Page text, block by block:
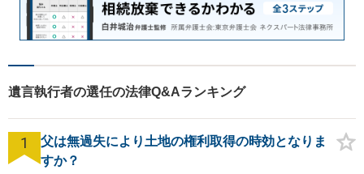
遺言執行者の選任の法律Q&Aランキング
1
父は無過失により土地の権利取得の時効となりま
すか？